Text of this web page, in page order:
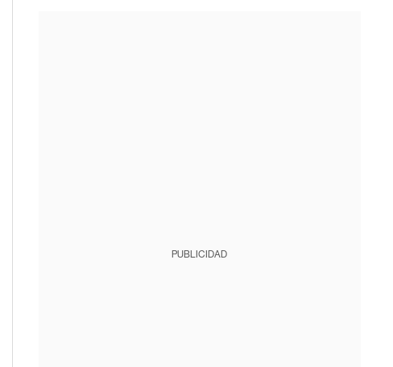
PUBLICIDAD